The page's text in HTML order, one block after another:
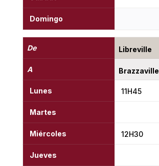
Domingo
De
A
Lunes
Martes
Miércoles
Jueves
Libreville
Brazzaville
11H45
12H30